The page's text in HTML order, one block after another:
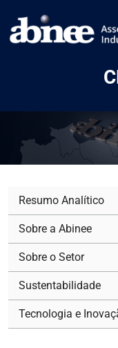
Resumo Analítico
Sobre a Abinee
Sobre o Setor
Sustentabilidade
Tecnologia e